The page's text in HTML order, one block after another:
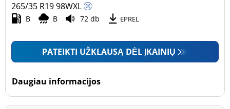
265/35 R1998WXL
B B 72 db EPREL
PATEIKTI UŽKLAUSĄ DĖL ĮKAINIŲ
Daugiau informacijos